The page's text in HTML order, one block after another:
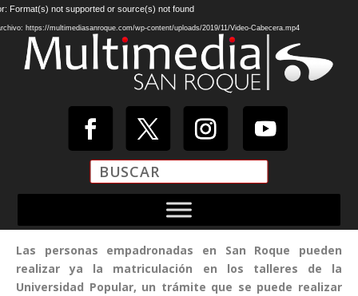
Reproductor
de
Format(s) not supported or source(s) not found
https://multimediasanroque.com/wp-content/uploads/2019/11/Video-Cabecera.mp4
Las personas empadronadas en San Roque pueden
realizar ya la matriculación en los talleres de la
Universidad Popular, un trámite que se puede realizar